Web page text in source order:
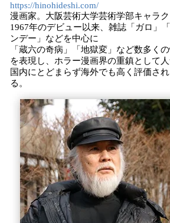
https://hinohideshi.com/
漫画家。大阪芸術大学芸術学部キャラク
1967年のデビュー以来、雑誌「ガロ」
ンデー」などを中心に
「蔵六の奇病」「地獄変」など数多く
を表現し、ホラー漫画界の重鎮として人
国内にとどまらず海外でも高く評価さ
る。